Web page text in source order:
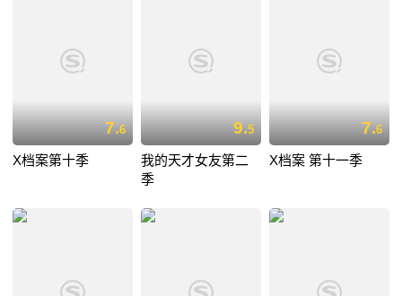
7.6
X档案第十季
9.5
我的天才女友第二
季
7.6
X档案 第十一季